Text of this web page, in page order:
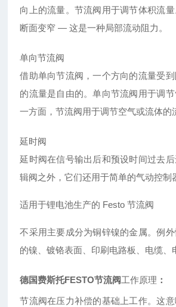
向上的流量。节流阀用于调节体积流
断面变窄 — 这是一种局部流动阻力。
单向节流阀
借助单向节流阀，一个方向的流量受
的流量是自由的。单向节流阀用于调
一方面，节流阀用于调节空气或流体的
延时阀
延时阀在信号输出后和预设时间过去
辑阀之外，它们还用于简单的气动控制
适用于锂电池生产的 Festo 节流阀
不采用主要成分为铜锌镍的金属。例
的镍、镀铬表面、印刷电路板、电缆、
德国费斯托FESTO节流阀工作原理 ：
节流阀在压力补偿的基础上工作。这